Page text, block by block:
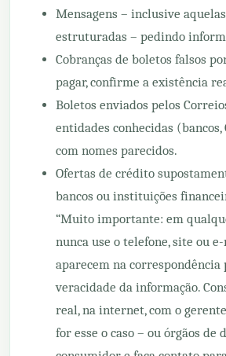
Mensagens – inclusive
estruturadas – pedindo
Cobranças de boletos falsos
pagar, confirme a existência
Boletos enviados pelos
entidades conhecidas (bancos,
com nomes parecidos.
Ofertas de crédito
bancos ou instituições
“Muito importante: em
nunca use o telefone, site ou
aparecem na
veracidade da informação.
real, na internet, com o
for esse o caso – ou órgãos de